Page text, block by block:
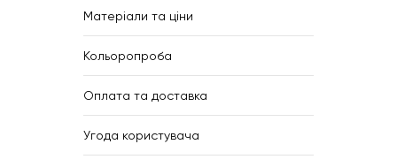
Матеріали та ціни
Кольоропроба
Оплата та доставка
Угода користувача